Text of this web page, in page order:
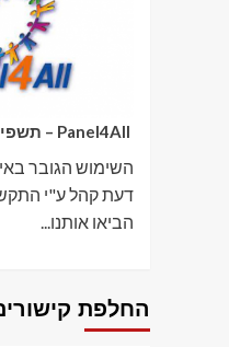
השימוש הגובר
דעת קהל ע"י
הביאו אותנו...
החלפת